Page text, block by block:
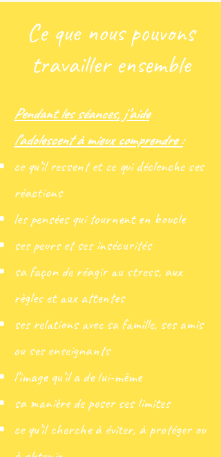
Ce que nous pouvons
travailler ensemble
Pendant les séances, j’aide
l’adolescent à mieux comprendre :
ce qu’il ressent et ce qui déclenche ses
réactions
les pensées qui tournent en boucle
ses peurs et ses insécurités
sa façon de réagir au stress, aux
règles et aux attentes
ses relations avec sa famille, ses amis
ou ses enseignants
l’image qu’il a de lui-même
sa manière de poser ses limites
ce qu’il cherche à éviter, à protéger ou